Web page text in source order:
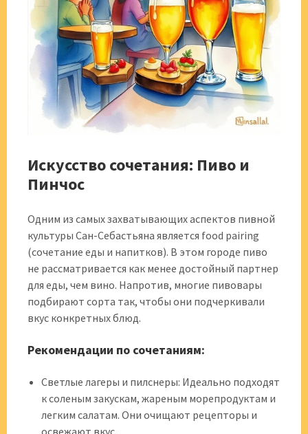
Искусство сочетания: Пиво и
Пинчос
Одним из самых захватывающих аспектов пивной
культуры Сан-Себастьяна является food pairing
(сочетание еды и напитков). В этом городе пиво
не рассматривается как менее достойный партнер
для еды, чем вино. Напротив, многие пивовары
подбирают сорта так, чтобы они подчеркивали
вкус конкретных блюд.
Рекомендации по сочетаниям:
Светлые лагеры и пилснеры: Идеально подходят
к соленым закускам, жареным морепродуктам и
легким салатам. Они очищают рецепторы и
освежают вкус.